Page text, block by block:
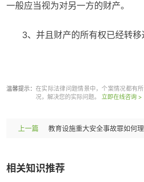
一般应当视为对另一方的财产。
3、并且财产的所有权已经转
温馨提示： 在实际法律问题情景中，个案情况都有
况，解决您的实际问题。 立即在线咨询 >
上一篇
相关知识推荐